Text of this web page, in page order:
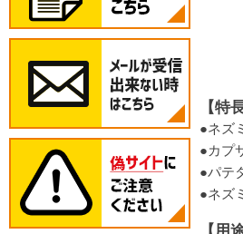
【特
●ネズ
●カプ
●パテ
●ネズ
【用